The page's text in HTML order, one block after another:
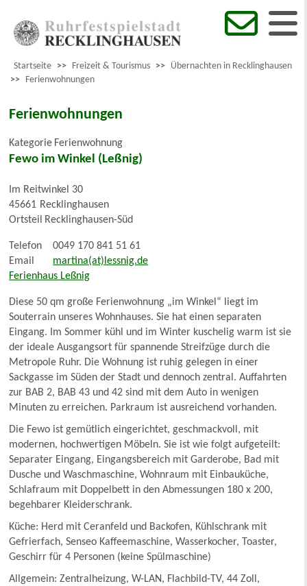
Startseite >> Freizeit & Tourismus >> Übernachten in Recklinghausen
>> Ferienwohnungen
Ferienwohnungen
Kategorie Ferienwohnung
Fewo im Winkel (Leßnig)
Im Reitwinkel 30
45661 Recklinghausen
Ortsteil
Recklinghausen-Süd
Telefon
0049 170 841 51 61
Email
martina(at)lessnig.de
Ferienhaus Leßnig
Diese 50 qm große Ferienwohnung „im Winkel“ liegt im
Souterrain unseres Wohnhauses. Sie hat einen separaten
Eingang. Im Sommer kühl und im Winter kuschelig warm ist sie
der ideale Ausgangsort für spannende Streifzüge durch die
Metropole Ruhr. Die Wohnung ist ruhig gelegen in einer
Sackgasse im Süden der Stadt und dennoch zentral. Auffahrten
zur BAB 2, BAB 43 und 42 sind mit dem Auto in wenigen
Minuten zu erreichen. Parkraum ist ausreichend vorhanden.
Die Fewo ist gemütlich eingerichtet, geschmackvoll, mit
modernen, hochwertigen Möbeln. Sie ist wie folgt aufgeteilt:
Separater Eingang, Eingangsbereich mit Garderobe, Bad mit
Dusche und Waschmaschine, Wohnraum mit Einbauküche,
Schlafraum mit Doppelbett in den Abmessungen 180 x 200,
begehbarer Kleiderschrank.
Küche: Herd mit Ceranfeld und Backofen, Kühlschrank mit
Gefrierfach, Senseo Kaffeemaschine, Wasserkocher, Toaster,
Geschirr für 4 Personen (keine Spülmaschine)
Allgemein: Zentralheizung, W-LAN, Flachbild-TV, 44 Zoll,